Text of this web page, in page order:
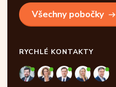
Všechny pobočky
RYCHLÉ KONTAKTY